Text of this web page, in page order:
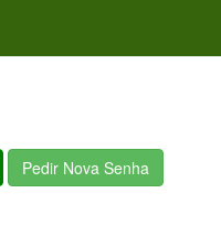
Pedir Nova Senha